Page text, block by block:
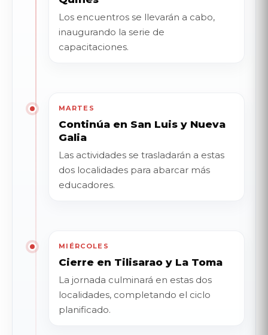
Los encuentros se llevarán a cabo,
inaugurando la serie de
capacitaciones.
MARTES
Continúa en San Luis y Nueva
Galia
Las actividades se trasladarán a estas
dos localidades para abarcar más
educadores.
MIÉRCOLES
Cierre en Tilisarao y La Toma
La jornada culminará en estas dos
localidades, completando el ciclo
planificado.